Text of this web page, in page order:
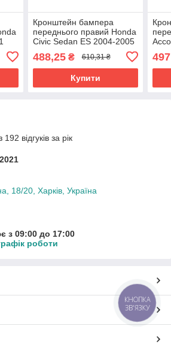
Кронштейн бампера
переднього правий Honda
Civic Sedan ES 2004-2005
488,25₴ 610,31 ₴
Купити
відгуків за рік
18/20, Харків, Україна
з 09:00 до 17:00
роботи
КНОПКА
ЗВ'ЯЗКУ